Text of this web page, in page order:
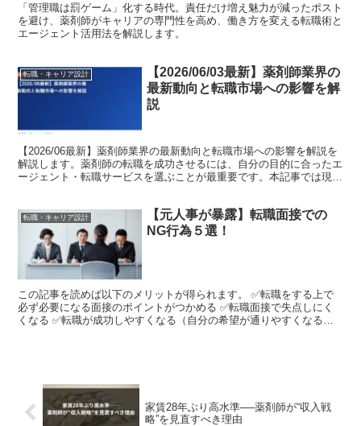
「管理職は罰ゲーム」化する時代。責任だけ増え魅力が減ったポスト
を避け、薬剤師がキャリアの専門性を高め、働き方を変える転職術と
エージェント活用法を解説します。
転職・キャリア設計
【2026/06/03最新】薬剤師業界の
最新動向と転職市場への影響を解
説
【2026/06最新】薬剤師業界の最新動向と転職市場への影響を解説を
解説します。薬剤師の転職を成功させるには、自分の目的に合ったエ
ージェント・転職サービスを選ぶことが最重要です。本記事では現役
転職・キャリア設計
【元人事が暴露】転職面接での
NG行為５選！
この記事を読めば以下のメリットが得られます。 ✅転職をする上で
必ず必要になる面接のポイントがつかめる ✅転職面接で失点しにく
くなる ✅転職が成功しやすくなる（自分の希望が通りやすくなる）
家賃28年ぶり高水準──薬剤師が“収入戦
略”を見直すべき理由